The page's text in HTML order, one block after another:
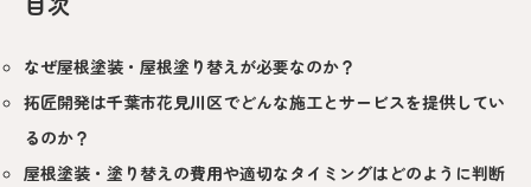
なぜ屋根塗装・屋根塗り替えが必要なのか？
拓匠開発は千葉市花見川区でどんな施工とサービスを提供してい
るのか？
屋根塗装・塗り替えの費用や適切なタイミングはどのように判断